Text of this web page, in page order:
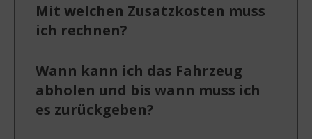
Mit welchen Zusatzkosten muss
ich rechnen?
Wann kann ich das Fahrzeug
abholen und bis wann muss ich
es zurückgeben?